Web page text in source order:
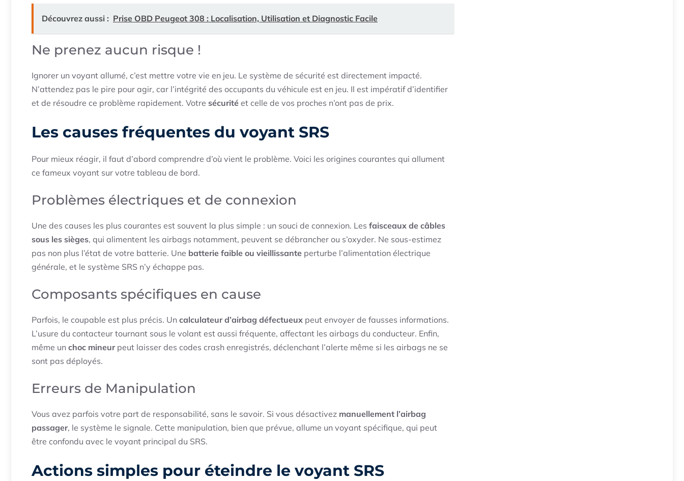
Découvrez aussi : Prise OBD Peugeot 308 : Localisation, Utilisation et Diagnostic Facile
Ne prenez aucun risque !
Ignorer un voyant allumé, c’est mettre votre vie en jeu. Le système de sécurité est directement impacté.
N’attendez pas le pire pour agir, car l’intégrité des occupants du véhicule est en jeu. Il est impératif d’identifier
et de résoudre ce problème rapidement. Votre sécurité et celle de vos proches n’ont pas de prix.
Les causes fréquentes du voyant SRS
Pour mieux réagir, il faut d’abord comprendre d’où vient le problème. Voici les origines courantes qui allument
ce fameux voyant sur votre tableau de bord.
Problèmes électriques et de connexion
Une des causes les plus courantes est souvent la plus simple : un souci de connexion. Les faisceaux de câbles
sous les sièges, qui alimentent les airbags notamment, peuvent se débrancher ou s’oxyder. Ne sous-estimez
pas non plus l’état de votre batterie. Une batterie faible ou vieillissante perturbe l’alimentation électrique
générale, et le système SRS n’y échappe pas.
Composants spécifiques en cause
Parfois, le coupable est plus précis. Un calculateur d’airbag défectueux peut envoyer de fausses informations.
L’usure du contacteur tournant sous le volant est aussi fréquente, affectant les airbags du conducteur. Enfin,
même un choc mineurpeut laisser des codes crash enregistrés, déclenchant l’alerte même si les airbags ne se
sont pas déployés.
Erreurs de Manipulation
Vous avez parfois votre part de responsabilité, sans le savoir. Si vous désactivez manuellement l’airbag
passager, le système le signale. Cette manipulation, bien que prévue, allume un voyant spécifique, qui peut
être confondu avec le voyant principal du SRS.
Actions simples pour éteindre le voyant SRS